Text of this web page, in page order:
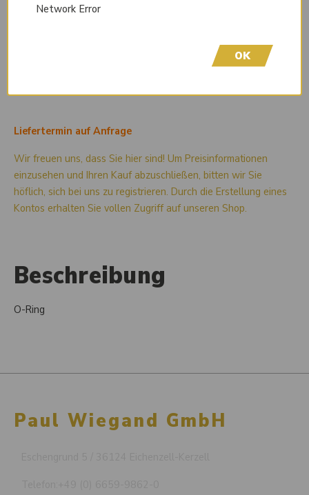
Liefertermin auf Anfrage
Wir freuen uns, dass Sie hier sind! Um Preisinformationen
einzusehen und Ihren Kauf abzuschließen, bitten wir Sie
höflich, sich bei uns zu registrieren. Durch die Erstellung eines
Kontos erhalten Sie vollen Zugriff auf unseren Shop.
Beschreibung
O-Ring
Paul Wiegand GmbH
Network Error
OK